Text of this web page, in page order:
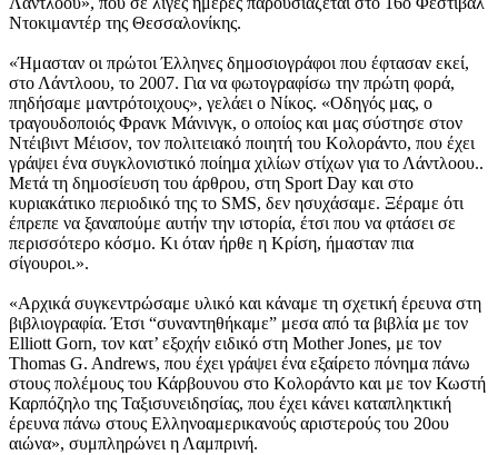
Ντοκιμαντέρ της Θεσσαλονίκης.
«Ήμασταν οι πρώτοι Έλληνες δημοσιογράφοι που έφτασαν εκεί,
στο Λάντλοου, το 2007. Για να φωτογραφίσω την πρώτη φορά,
πηδήσαμε μαντρότοιχους», γελάει ο Νίκος. «Οδηγός μας, ο
τραγουδοποιός Φρανκ Μάνινγκ, ο οποίος και μας σύστησε στον
Ντέιβιντ Μέισον, τον πολιτειακό ποιητή του Κολοράντο, που έχει
γράψει ένα συγκλονιστικό ποίημα χιλίων στίχων για το Λάντλοου..
Μετά τη δημοσίευση του άρθρου, στη Sport Day και στο
κυριακάτικο περιοδικό της το SMS, δεν ησυχάσαμε. Ξέραμε ότι
έπρεπε να ξαναπούμε αυτήν την ιστορία, έτσι που να φτάσει σε
περισσότερο κόσμο. Κι όταν ήρθε η Κρίση, ήμασταν πια
σίγουροι.».
«Αρχικά συγκεντρώσαμε υλικό και κάναμε τη σχετική έρευνα στη
βιβλιογραφία. Έτσι “συναντηθήκαμε” μεσα από τα βιβλία με τον
Elliott Gorn, τον κατ’ εξοχήν ειδικό στη Mother Jones, με τον
Thomas G. Andrews, που έχει γράψει ένα εξαίρετο πόνημα πάνω
στους πολέμους του Κάρβουνου στο Κολοράντο και με τον Κωστή
Καρπόζηλο της Ταξισυνειδησίας, που έχει κάνει καταπληκτική
έρευνα πάνω στους Ελληνοαμερικανούς αριστερούς του 20ου
αιώνα», συμπληρώνει η Λαμπρινή.